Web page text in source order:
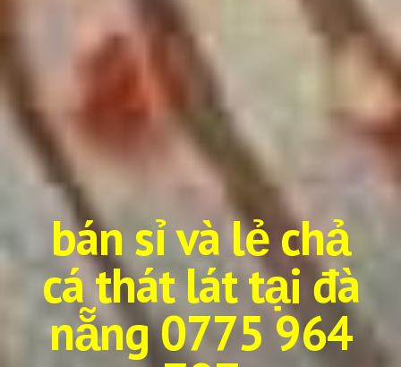
bán sỉ và lẻ chả
cá thátláttại đà
nẵng 0775 964